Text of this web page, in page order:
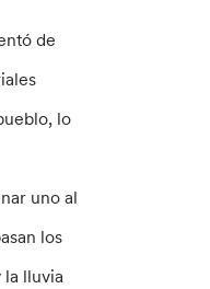
de
lo
uno al
los
la lluvia